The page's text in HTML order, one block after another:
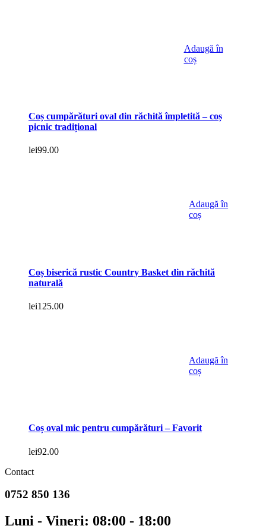
Adaugă în
coș
Coș cumpărături oval din răchită împletită – coș
picnic tradițional
lei99.00
Adaugă în
coș
Coș biserică rustic Country Basket din răchită
naturală
lei125.00
Adaugă în
coș
Coș oval mic pentru cumpărături – Favorit
lei92.00
Contact
0752 850 136
Luni - Vineri: 08:00 - 18:00